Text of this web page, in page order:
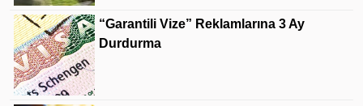
“Garantili Vize” Reklamlarına 3 Ay
Durdurma